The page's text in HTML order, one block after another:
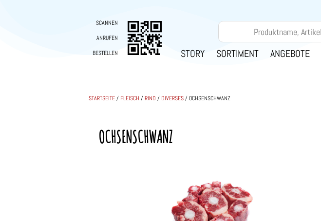
SCANNEN
ANRUFEN
BESTELLEN
STORY SORTIMENT ANGEBOTE
STARTSEITE/ FLEISCH /RIND / DIVERSES/ OCHSENSCHWANZ
OCHSENSCHWANZ